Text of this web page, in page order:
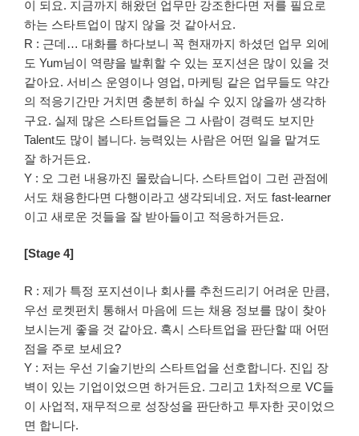
이 되요. 지금까지 해왔던 업무만 강조한다면 저를 필요로
하는 스타트업이 많지 않을 것 같아서요.
R : 근데… 대화를 하다보니 꼭 현재까지 하셨던 업무 외에
도 Yum님이 역량을 발휘할 수 있는 포지션은 많이 있을 것
같아요. 서비스 운영이나 영업, 마케팅 같은 업무들도 약간
의 적응기간만 거치면 충분히 하실 수 있지 않을까 생각하
구요. 실제 많은 스타트업들은 그 사람이 경력도 보지만
Talent도 많이 봅니다. 능력있는 사람은 어떤 일을 맡겨도
잘 하거든요.
Y : 오 그런 내용까진 몰랐습니다. 스타트업이 그런 관점에
서도 채용한다면 다행이라고 생각되네요. 저도 fast-learner
이고 새로운 것들을 잘 받아들이고 적응하거든요.
[Stage 4]
R : 제가 특정 포지션이나 회사를 추천드리기 어려운 만큼,
우선 로켓펀치 통해서 마음에 드는 채용 정보를 많이 찾아
보시는게 좋을 것 같아요. 혹시 스타트업을 판단할 때 어떤
점을 주로 보세요?
Y : 저는 우선 기술기반의 스타트업을 선호합니다. 진입 장
벽이 있는 기업이었으면 하거든요. 그리고 1차적으로 VC들
이 사업적, 재무적으로 성장성을 판단하고 투자한 곳이었으
면 합니다.